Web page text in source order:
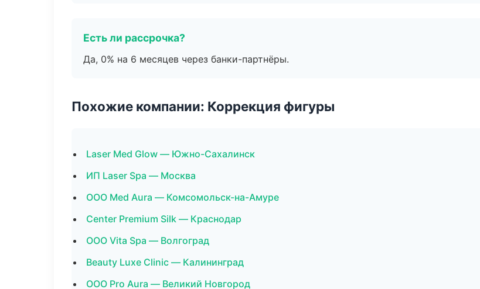
Есть ли рассрочка?
Да, 0% на 6 месяцев через банки-партнёры.
Похожие компании: Коррекция фигуры
Laser Med Glow — Южно-Сахалинск
ИП Laser Spa — Москва
ООО Med Aura — Комсомольск-на-Амуре
Center Premium Silk — Краснодар
ООО Vita Spa — Волгоград
Beauty Luxe Clinic — Калининград
ООО Pro Aura — Великий Новгород